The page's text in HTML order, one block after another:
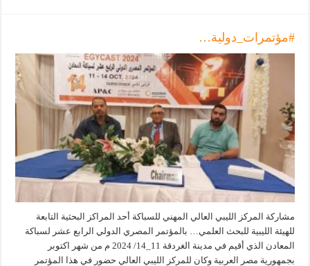
#مؤتمرات_دولية…
مشاركة المركز الليبي العالي المهني للسباكة أحد المراكز البحثية التابعة
للهيئة الليبية للبحث العلمي… بالمؤتمر المصري الدولي الرابع عشر لسباكة
المعادن الذي أقيم في مدينة الغردقة 11_14/ 2024 م من شهر اكتوبر
بجمهورية مصر العربية وكان للمركز الليبي العالي حضور في هذا المؤتمر